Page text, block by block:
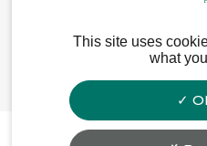
This site uses
what